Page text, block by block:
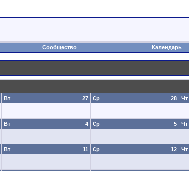
Сообщество Календарь
27
Вт 28
Ср Чт
4
Вт 5
Ср Чт
11
Вт 12
Ср Чт